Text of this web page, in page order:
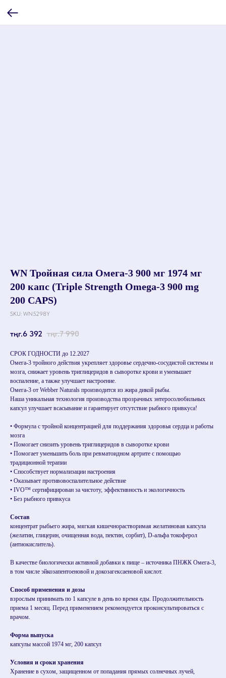
WN Тройная сила Омега-3 900 мг 1974 мг
200 капс (Triple Strength Omega-3 900 mg
200 CAPS)
SKU: WN5298Y
тңг.6 392 тңг.7 990
СРОК ГОДНОСТИ до 12.2027
Омега-3 тройного действия укрепляет здоровье сердечно-сосудистой системы и
мозга, снижает уровень триглицеридов в сыворотке крови и уменьшает
воспаление, а также улучшает настроение.
Омега-3 от Webber Naturals производится из жира дикой рыбы.
Наша уникальная технология производства прозрачных энтеросолюбильных
капсул улучшает всасывание и гарантирует отсутствие рыбного привкуса!
• Формула с тройной концентрацией для поддержания здоровья сердца и работы
мозга
• Помогает снизить уровень триглицеридов в сыворотке крови
• Помогает уменьшить боль при ревматоидном артрите с помощью
традиционной терапии
• Способствует нормализации настроения
• Оказывает противовоспалительное действие
• IVO™ сертифицирован за чистоту, эффективность и экологичность
• Без рыбного привкуса
Состав
концентрат рыбьего жира, мягкая кишечнорастворимая желатиновая капсула
(желатин, глицерин, очищенная вода, пектин, сорбит), D-альфа токоферол
(антиокислитель).
В качестве биологически активной добавки к пище – источника ПНЖК Омега-3,
в том числе эйкозапентоеновой и докозагексаеновой кислот.
Способ применения и дозы
взрослым принимать по 1 капсуле в день во время еды. Продолжительность
приема 1 месяц. Перед применением рекомендуется проконсультироваться с
врачом.
Форма выпуска
капсулы массой 1974 мг, 200 капсул
Условия и сроки хранения
Хранение в сухом, защищенном от попадания прямых солнечных лучей,